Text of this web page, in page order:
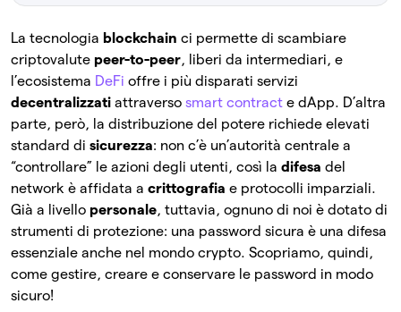
La tecnologia blockchain ci permette di scambiare
criptovalute peer-to-peer, liberi da intermediari, e
l’ecosistema DeFi offre i più disparati servizi
decentralizzati attraverso smart contract e dApp. D’altra
parte, però, la distribuzione del potere richiede elevati
standard di sicurezza: non c’è un’autorità centrale a
“controllare” le azioni degli utenti, così la difesa del
network è affidata a crittografia e protocolli imparziali.
Già a livello personale, tuttavia, ognuno di noi è dotato di
strumenti di protezione: una password sicura è una difesa
essenziale anche nel mondo crypto. Scopriamo, quindi,
come gestire, creare e conservare le password in modo
sicuro!